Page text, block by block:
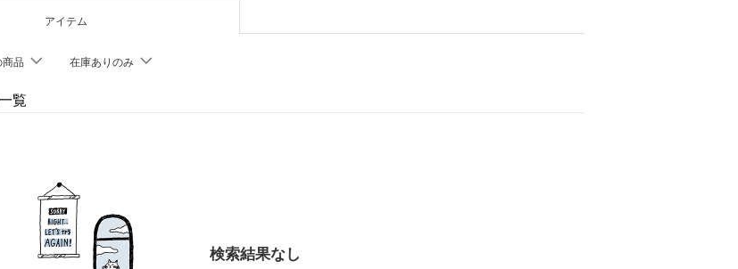
アイテム
品 在庫ありのみ
覧
検索結果なし